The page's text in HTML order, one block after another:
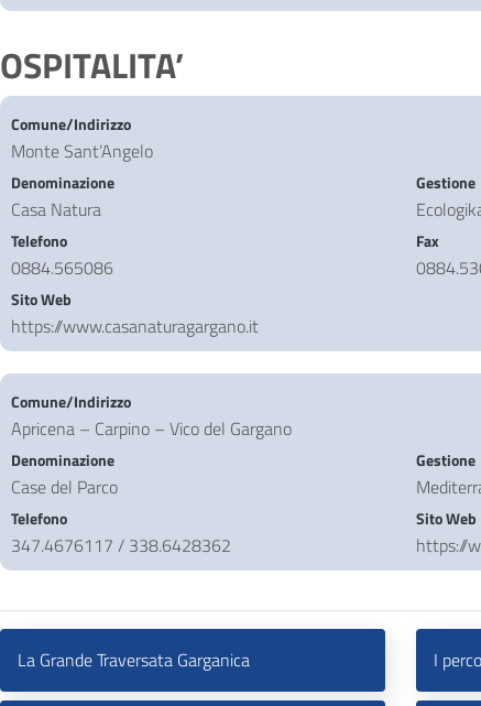
OSPITALITA’
Comune/Indirizzo
Monte Sant’Angelo
Denominazione
Casa Natura
Gestione
Telefono
0884.565086
Fax
Sito Web
https://www.casanaturagargano.it
Comune/Indirizzo
Apricena – Carpino – Vico del Gargano
Denominazione
Case del Parco
Gestione
Telefono
347.4676117 / 338.6428362
Sito Web
https://
La Grande Traversata Garganica I